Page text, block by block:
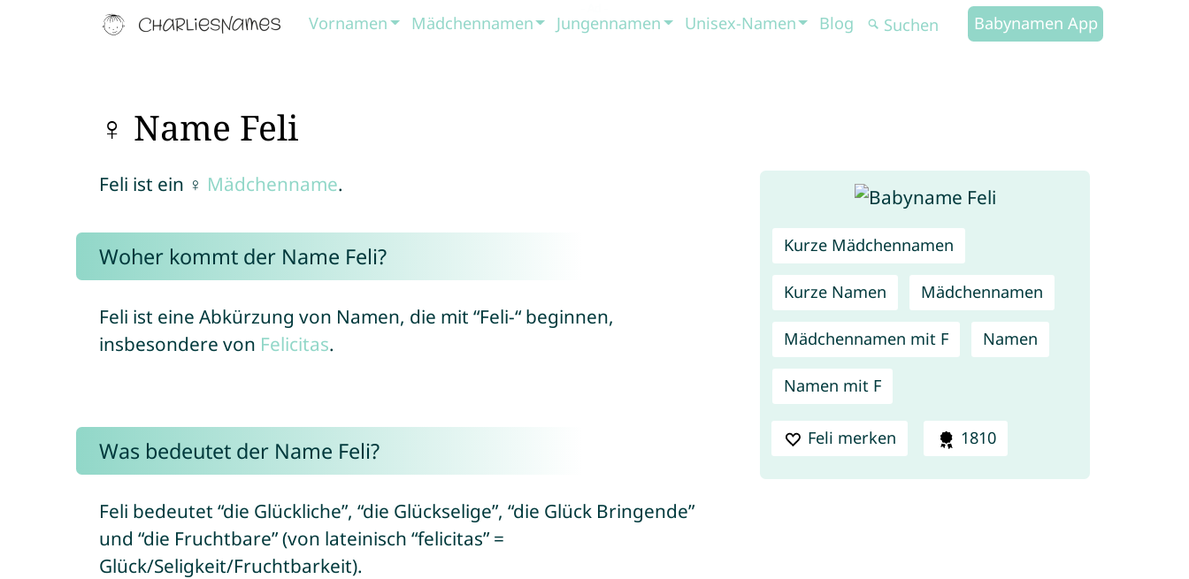
Vornamen Mädchennamen Jungennamen Unisex-Namen Blog Babynamen App
♀ Name Feli
Kurze Mädchennamen
Kurze Namen Mädchennamen
Mädchennamen mit F Namen
Namen mit F
Feli merken 1810
Feli ist ein ♀ Mädchenname.
Woher kommt der Name Feli?
Feli ist eine Abkürzung von Namen, die mit “Feli-“ beginnen,
insbesondere von Felicitas.
Was bedeutet der Name Feli?
Feli bedeutet “die Glückliche”, “die Glückselige”, “die Glück Bringende”
und “die Fruchtbare” (von lateinisch “felicitas” =
Glück/Seligkeit/Fruchtbarkeit).